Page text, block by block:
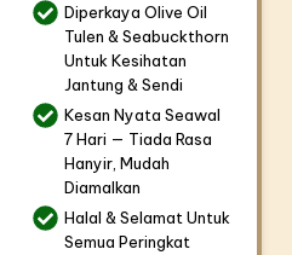
Diperkaya Olive Oil
Tulen & Seabuckthorn
Untuk Kesihatan
Jantung & Sendi
Kesan Nyata Seawal
7 Hari — Tiada Rasa
Hanyir, Mudah
Diamalkan
Halal & Selamat Untuk
Semua Peringkat